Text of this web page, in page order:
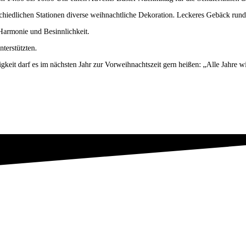
Stationen diverse weihnachtliche Dekoration. Leckeres Gebäck
und Besinnlichkeit.
darf es im nächsten Jahr zur Vorweihnachtszeit gern heißen: „Alle Jahre